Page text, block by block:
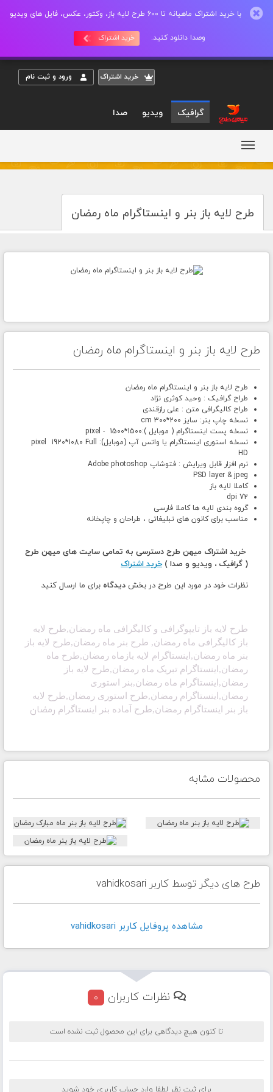
با خرید اشتراک ماهیانه تا 600 طرح لایه باز، وکتور، عکس، فایل های ویدیو
وصدا دانلود کنید. خرید اشتراک
خريد اشتراک ورود و ثبت نام
گرافیک ویدیو صدا
طرح لایه باز بنر و اینستاگرام ماه رمضان
طرح لایه باز بنر و اینستاگرام ماه رمضان
طرح لایه باز بنر و اینستاگرام ماه رمضان
طراح گرافیک : وحید کوثری نژاد
طراح کالیگرافی متن : علی رازقندی
نسخه چاپ بنر: سایز 200*300 cm
نسخه پست اینستاگرام ( موبایل ):1500*1500 - pixel
نسخه استوری اینستاگرام یا واتس آپ (موبایل): pixel 1920*1080 Full
HD
نرم افزار قابل ویرایش : فتوشاپ Adobe photoshop
PSD layer & jpeg
کاملا لایه باز
72 dpi
گروه بندی لایه ها کاملا فارسی
مناسب برای کانون های تبلیغاتی ، طراحان و چاپخانه
خرید اشتراک میهن طرح دسترسی به تمامی سایت های میهن طرح
( گرافیک ، ویدیو و صدا ) خرید اشتراک
نظرات خود در مورد این طرح در بخش دیدگاه برای ما ارسال کنید
طرح لایه باز تایپوگرافی و کالیگرافی ماه رمضان,طرح لایه
باز کالیگرافی ماه رمضان, طرح بنر ماه رمضان,طرح لایه باز
بنر ماه رمضان,اینستاگرام لایه باز ماه رمضان,طرح ماه
رمضان,اینستاگرام تبریک ماه رمضان,طرح لایه باز
رمضان,اینستاگرام ماه رمضان,بنر استوری
رمضان,اینستاگرام رمضان,طرح استوری رمضان,طرح لایه
باز بنر اینستاگرام رمضان,طرح آماده بنر اینستاگرام رمضان
محصولات مشابه
طرح های دیگر توسط کاربر vahidkosari
مشاهده پروفايل کاربر vahidkosari
نظرات کاربران 0
تا کنون هیچ دیدگاهی برای این محصول ثبت نشده است
برای ثبت نظر لطفا وارد حساب کاربری خود شوید